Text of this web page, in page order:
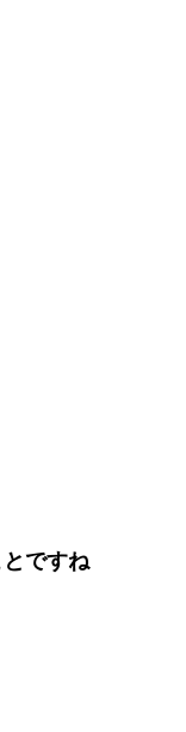
ですね